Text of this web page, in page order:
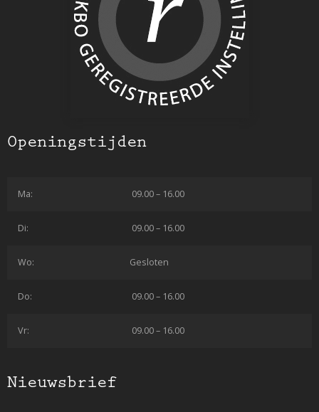
Openingstijden
Ma: 09.00 – 16.00
Di: 09.00 – 16.00
Wo: Gesloten
Do: 09.00 – 16.00
Vr: 09.00 – 16.00
Nieuwsbrief